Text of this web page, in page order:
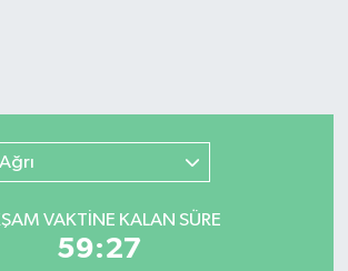
Ağrı
VAKTİNE KALAN SÜRE
59:27
Haberleri